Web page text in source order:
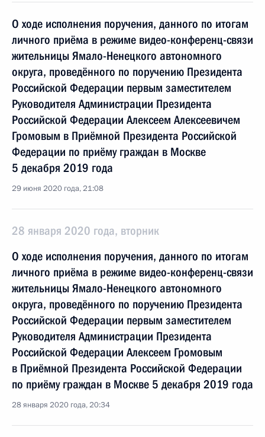
О ходе исполнения поручения, данного по итогам
личного приёма в режиме видео-конференц-связи
жительницы Ямало-Ненецкого автономного
округа, проведённого по поручению Президента
Российской Федерации первым заместителем
Руководителя Администрации Президента
Российской Федерации Алексеем Алексеевичем
Громовым в Приёмной Президента Российской
Федерации по приёму граждан в Москве
5 декабря 2019 года
29 июня 2020 года, 21:08
28 января 2020 года, вторник
О ходе исполнения поручения, данного по итогам
личного приёма в режиме видео-конференц-связи
жительницы Ямало-Ненецкого автономного
округа, проведённого по поручению Президента
Российской Федерации первым заместителем
Руководителя Администрации Президента
Российской Федерации Алексеем Громовым
в Приёмной Президента Российской Федерации
по приёму граждан в Москве 5 декабря 2019 года
28 января 2020 года, 20:34